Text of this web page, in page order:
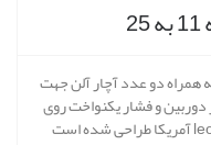
همراه دو عدد آچار آلن جهت
دوربین و فشار یکنواخت روی